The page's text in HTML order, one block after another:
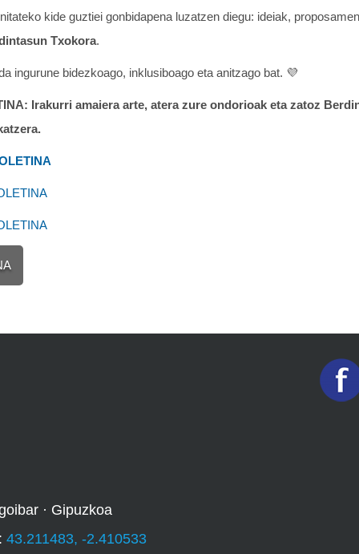
kide guztiei gonbidapena luzatzen diegu: ideiak,
Txokora.
ingurune bidezkoago, inklusiboago eta anitzago bat. 💜
Irakurri amaiera arte, atera zure ondorioak eta zatoz
· Gipuzkoa
43.211483, -2.410533